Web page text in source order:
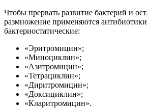
Чтобы прервать развитие бактерий и
размножение применяются антибиотики
бактериостатические:
«Эритромицин»;
«Миноциклин»;
«Азитромицин»;
«Тетрациклин»;
«Диритромицин»;
«Доксициклин»;
«Кларитромицин».